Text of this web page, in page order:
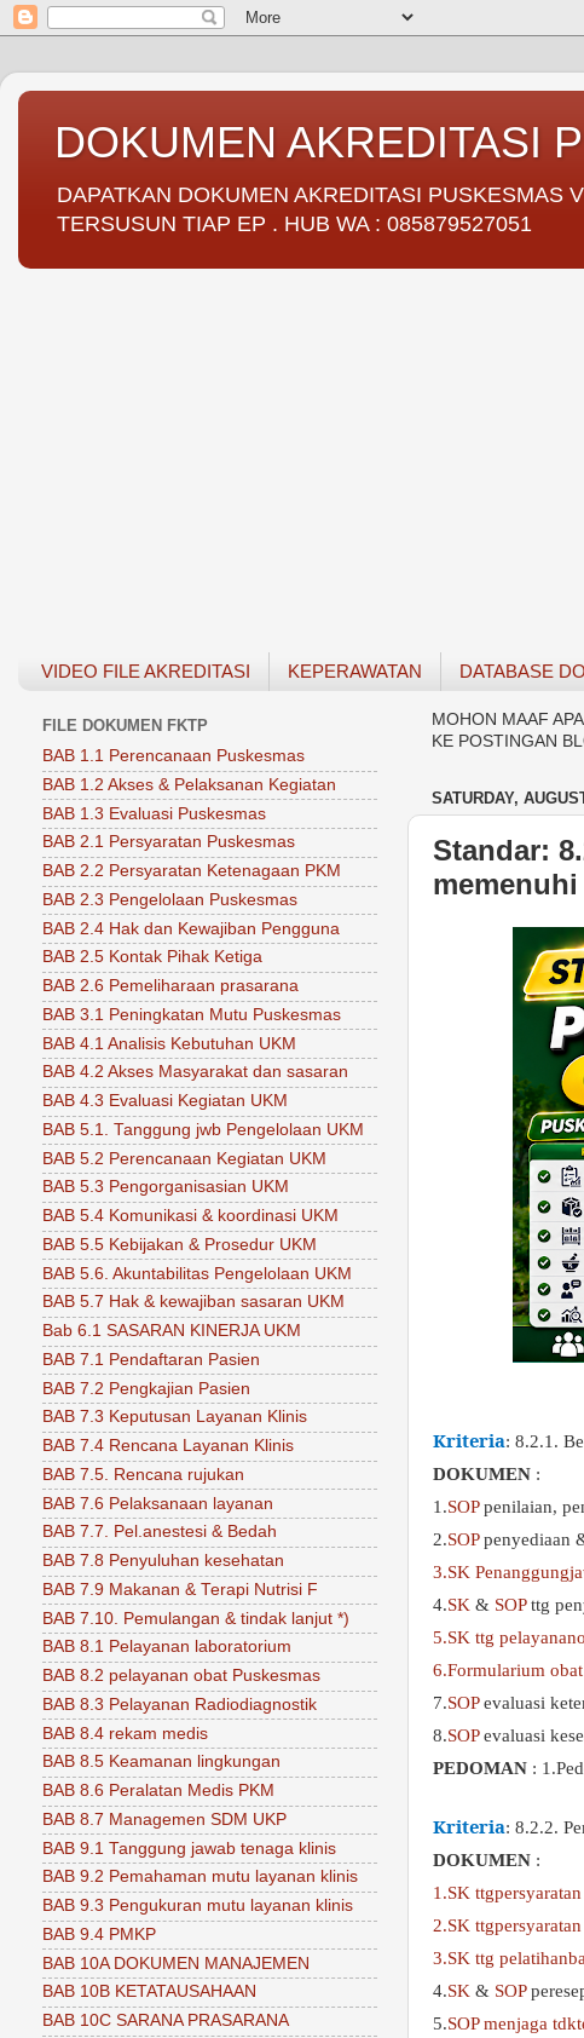
DOKUMEN AKREDITASI
DAPATKAN DOKUMEN AKREDITASI PUSKESMAS
TERSUSUN TIAP EP . HUB WA : 085879527051
VIDEO FILE AKREDITASI KEPERAWATAN DATABASE
MOHON MAAF
KE POSTINGAN
SATURDAY,
Standar:
Kriteria: 8.2.1.
DOKUMEN :
1.SOPpenilaian,
2.SOPpenyediaan
3.SK
4.SK & SOPttg
5.SK ttg
6.Formularium obat
7.SOPevaluasi
8.SOPevaluasi
PEDOMAN :
Kriteria: 8.2.2.
DOKUMEN :
1.SK
2.SK
3.SK ttg
4.SK & SOP
5.SOP menjaga
FILE DOKUMEN FKTP
BAB 1.1 Perencanaan Puskesmas
BAB 1.2 Akses & Pelaksanan Kegiatan
BAB 1.3 Evaluasi Puskesmas
BAB 2.1 Persyaratan Puskesmas
BAB 2.2 Persyaratan Ketenagaan PKM
BAB 2.3 Pengelolaan Puskesmas
BAB 2.4 Hak dan Kewajiban Pengguna
BAB 2.5 Kontak Pihak Ketiga
BAB 2.6 Pemeliharaan prasarana
BAB 3.1 Peningkatan Mutu Puskesmas
BAB 4.1 Analisis Kebutuhan UKM
BAB 4.2 Akses Masyarakat dan sasaran
BAB 4.3 Evaluasi Kegiatan UKM
BAB 5.1. Tanggung jwb Pengelolaan UKM
BAB 5.2 Perencanaan Kegiatan UKM
BAB 5.3 Pengorganisasian UKM
BAB 5.4 Komunikasi & koordinasi UKM
BAB 5.5 Kebijakan & Prosedur UKM
BAB 5.6. Akuntabilitas Pengelolaan UKM
BAB 5.7 Hak & kewajiban sasaran UKM
Bab 6.1 SASARAN KINERJA UKM
BAB 7.1 Pendaftaran Pasien
BAB 7.2 Pengkajian Pasien
BAB 7.3 Keputusan Layanan Klinis
BAB 7.4 Rencana Layanan Klinis
BAB 7.5. Rencana rujukan
BAB 7.6 Pelaksanaan layanan
BAB 7.7. Pel.anestesi & Bedah
BAB 7.8 Penyuluhan kesehatan
BAB 7.9 Makanan & Terapi Nutrisi F
BAB 7.10. Pemulangan & tindak lanjut *)
BAB 8.1 Pelayanan laboratorium
BAB 8.2 pelayanan obat Puskesmas
BAB 8.3 Pelayanan Radiodiagnostik
BAB 8.4 rekam medis
BAB 8.5 Keamanan lingkungan
BAB 8.6 Peralatan Medis PKM
BAB 8.7 Managemen SDM UKP
BAB 9.1 Tanggung jawab tenaga klinis
BAB 9.2 Pemahaman mutu layanan klinis
BAB 9.3 Pengukuran mutu layanan klinis
BAB 9.4 PMKP
BAB 10A DOKUMEN MANAJEMEN
BAB 10B KETATAUSAHAAN
BAB 10C SARANA PRASARANA